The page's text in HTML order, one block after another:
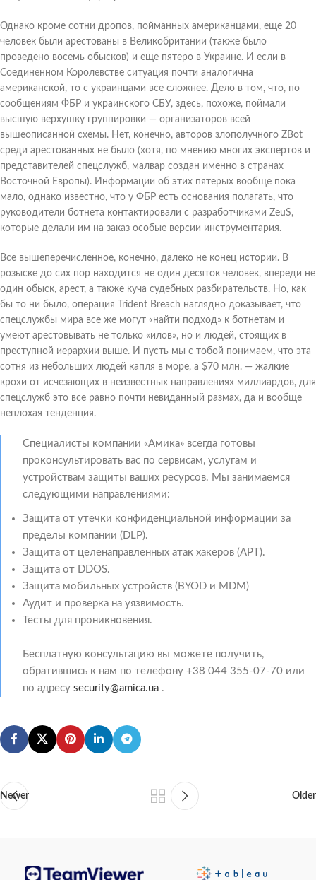
Однако кроме сотни дропов, пойманных американцами, еще 20
человек были арестованы в Великобритании (также было
проведено восемь обысков) и еще пятеро в Украине. И если в
Соединенном Королевстве ситуация почти аналогична
американской, то с украинцами все сложнее. Дело в том, что, по
сообщениям ФБР и украинского СБУ, здесь, похоже, поймали
высшую верхушку группировки — организаторов всей
вышеописанной схемы. Нет, конечно, авторов злополучного ZBot
среди арестованных не было (хотя, по мнению многих экспертов и
представителей спецслужб, малвар создан именно в странах
Восточной Европы). Информации об этих пятерых вообще пока
мало, однако известно, что у ФБР есть основания полагать, что
руководители ботнета контактировали с разработчиками ZeuS,
которые делали им на заказ особые версии инструментария.
Все вышеперечисленное, конечно, далеко не конец истории. В
розыске до сих пор находится не один десяток человек, впереди не
один обыск, арест, а также куча судебных разбирательств. Но, как
бы то ни было, операция Trident Breach наглядно доказывает, что
спецслужбы мира все же могут «найти подход» к ботнетам и
умеют арестовывать не только «илов», но и людей, стоящих в
преступной иерархии выше. И пусть мы с тобой понимаем, что эта
сотня из небольших людей капля в море, а $70 млн. — жалкие
крохи от исчезающих в неизвестных направлениях миллиардов, для
спецслужб это все равно почти невиданный размах, да и вообще
неплохая тенденция.
Специалисты компании «Амика» всегда готовы
проконсультировать вас по сервисам, услугам и
устройствам защиты ваших ресурсов. Мы занимаемся
следующими направлениями:
Защита от утечки конфиденциальной информации за
пределы компании (DLP).
Защита от целенаправленных атак хакеров (APT).
Защита от DDOS.
Защита мобильных устройств (BYOD и MDM)
Аудит и проверка на уязвимость.
Тесты для проникновения.
Бесплатную консультацию вы можете получить,
обратившись к нам по телефону +38 044 355-07-70 или
по адресу security@amica.ua .
Newer Older